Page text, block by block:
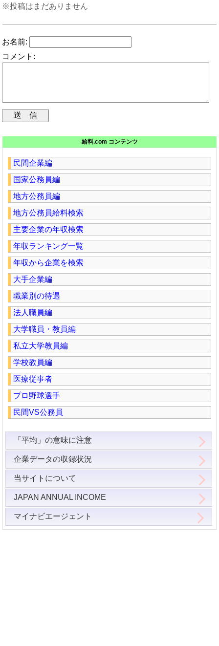
※投稿はまだありません
お名前:
コメント:
給料.com コンテンツ
民間企業編
国家公務員編
地方公務員編
地方公務員給料検索
主要企業の年収検索
年収ランキング一覧
年収から企業を検索
大手企業編
職業別の待遇
法人職員編
大学職員・教員編
私立大学教員編
学校教員編
医療従事者
プロ野球選手
民間VS公務員
「平均」の意味に注意
企業データの収録状況
当サイトについて
JAPAN ANNUAL INCOME
マイナビエージェント